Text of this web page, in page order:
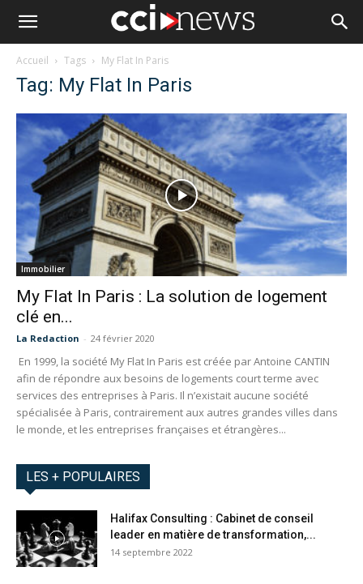
Accueil Tags My Flat In Paris
Tag: My Flat In Paris
Immobilier
My Flat In Paris : La solution de logement
clé en...
La Redaction - 24 février 2020
En 1999, la société My Flat In Paris est créée par Antoine CANTIN
afin de répondre aux besoins de logements court terme avec
services des entreprises à Paris. Il n’existait aucune société
spécialisée à Paris, contrairement aux autres grandes villes dans
le monde, et les entreprises françaises et étrangères...
LES + POPULAIRES
Halifax Consulting : Cabinet de conseil
leader en matière de transformation,...
14 septembre 2022